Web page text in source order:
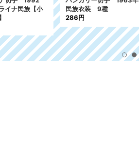
イナ民族【小
民族衣装 9種
286円